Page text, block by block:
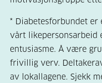
* Diabetesforbundet
vårt likepersonsarbeid
entusiasme. Å være
frivillig verv.
av lokallagene. Sjekk